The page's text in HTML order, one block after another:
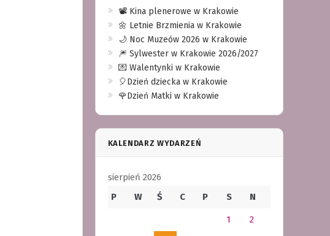
📽️ Kina plenerowe w Krakowie
🌼 Letnie Brzmienia w Krakowie
🌙 Noc Muzeów 2026 w Krakowie
🎆 Sylwester w Krakowie 2026/2027
💌 Walentynki w Krakowie
🎈Dzień dziecka w Krakowie
🌹Dzień Matki w Krakowie
KALENDARZ WYDARZEŃ
sierpień 2026
P
W Ś C P S N
1 2